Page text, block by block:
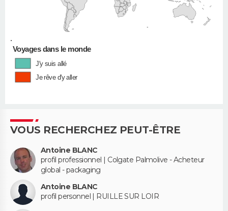
•
Voyages dans le monde
J'y suis allé
Je rêve d'y aller
VOUS RECHERCHEZ PEUT-ÊTRE
Antoine BLANC
profil professionnel | Colgate Palmolive - Acheteur
global - packaging
Antoine BLANC
profil personnel | RUILLE SUR LOIR